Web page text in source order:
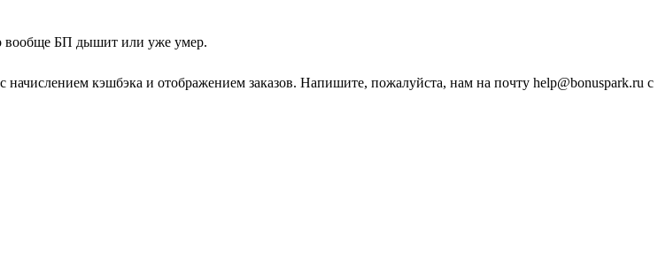
вообще БП дышит или уже умер.
кэшбэка и отображением заказов. Напишите, пожалуйста, нам на почту help@bonuspark.ru с